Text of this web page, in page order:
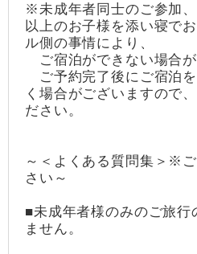
※未成年者同士のご参加
以上のお子様を添い寝で
ル側の事情により、
ご宿泊ができない場合が
ご予約完了後にご宿泊
く場合がございますので
ださい。
～＜よくある質問集＞※
さい～
■未成年者様のみのご旅行
ません。